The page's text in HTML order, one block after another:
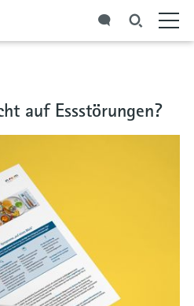
auf Essstörungen?